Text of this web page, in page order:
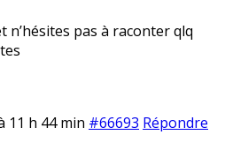
n’hésites pas à raconter qlq
11 h 44 min #66693 Répondre